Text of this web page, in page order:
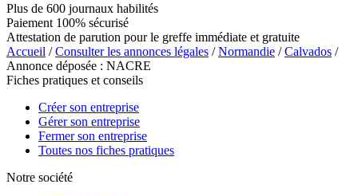
Plus de 600 journaux habilités
Paiement 100% sécurisé
Attestation de parution pour le greffe immédiate et gratuite
Accueil /Consulter les annonces légales /Normandie /Calvados /
Annonce déposée : NACRE
Fiches pratiques et conseils
Créer son entreprise
Gérer son entreprise
Fermer son entreprise
Toutes nos fiches pratiques
Notre société